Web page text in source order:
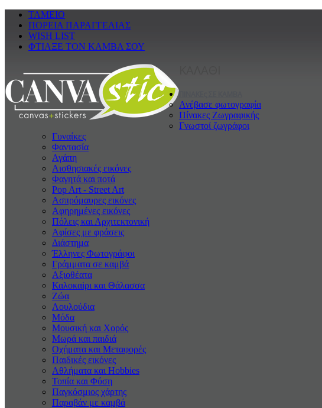
ΤΑΜΕΙΟ
ΠΟΡΕΙΑ ΠΑΡΑΓΓΕΛΙΑΣ
WISH LIST
ΦΤΙΑΞΕ ΤΟΝ ΚΑΜΒΑ ΣΟΥ
Ανέβασε φωτογραφία
Πίνακες Ζωγραφικής
Γνωστοί ζωγράφοι
Γυναίκες
Φαντασία
Αγάπη
Αισθησιακές εικόνες
Φαγητά και ποτά
Pop Art - Street Art
Ασπρόμαυρες εικόνες
Αφηρημένες εικόνες
Πόλεις και Αρχιτεκτονική
Αφίσες με φράσεις
Διάστημα
Έλληνες Φωτογράφοι
Γράμματα σε καμβά
Αξιοθέατα
Καλοκαiρι και Θάλασσα
Ζώα
Λουλούδια
Μόδα
Μουσική και Χορός
Μωρά και παιδιά
Οχήματα και Μεταφορές
Παιδικές εικόνες
Αθλήματα και Hobbies
Τοπία και Φύση
Παγκόσμιος χάρτης
Παραβάν με καμβά